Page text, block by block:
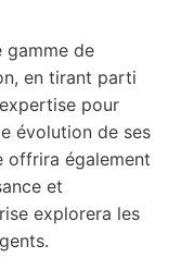
gamme de
en tirant parti
pour
évolution de ses
offrira également
et
explorera les